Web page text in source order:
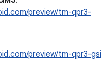
preview/tm-qpr3-
preview/tm-qpr3-gsi